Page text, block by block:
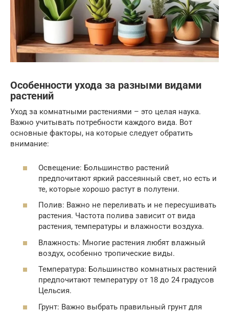
Особенности ухода за разными видами
растений
Уход за комнатными растениями – это целая наука.
Важно учитывать потребности каждого вида. Вот
основные факторы, на которые следует обратить
внимание:
Освещение: Большинство растений
предпочитают яркий рассеянный свет, но есть и
те, которые хорошо растут в полутени.
Полив: Важно не переливать и не пересушивать
растения. Частота полива зависит от вида
растения, температуры и влажности воздуха.
Влажность: Многие растения любят влажный
воздух, особенно тропические виды.
Температура: Большинство комнатных растений
предпочитают температуру от 18 до 24 градусов
Цельсия.
Грунт: Важно выбрать правильный грунт для